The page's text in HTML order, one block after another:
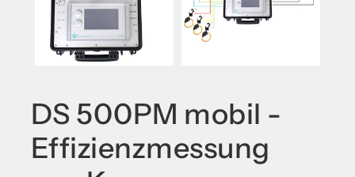
DS 500PM mobil -
Effizienzmessung